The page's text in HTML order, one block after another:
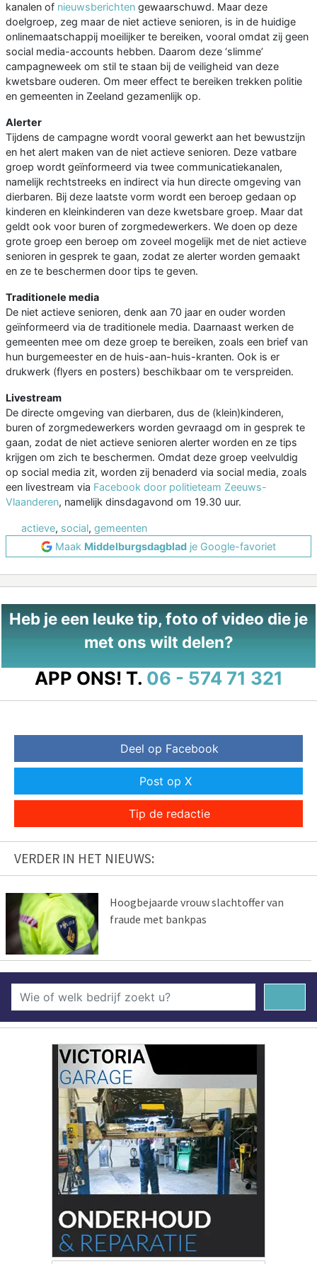
kanalen of nieuwsberichten gewaarschuwd. Maar deze
doelgroep, zeg maar de niet actieve senioren, is in de huidige
onlinemaatschappij moeilijker te bereiken, vooral omdat zij geen
social media-accounts hebben. Daarom deze ‘slimme’
campagneweek om stil te staan bij de veiligheid van deze
kwetsbare ouderen. Om meer effect te bereiken trekken politie
en gemeenten in Zeeland gezamenlijk op.
Alerter
Tijdens de campagne wordt vooral gewerkt aan het bewustzijn
en het alert maken van de niet actieve senioren. Deze vatbare
groep wordt geïnformeerd via twee communicatiekanalen,
namelijk rechtstreeks en indirect via hun directe omgeving van
dierbaren. Bij deze laatste vorm wordt een beroep gedaan op
kinderen en kleinkinderen van deze kwetsbare groep. Maar dat
geldt ook voor buren of zorgmedewerkers. We doen op deze
grote groep een beroep om zoveel mogelijk met de niet actieve
senioren in gesprek te gaan, zodat ze alerter worden gemaakt
en ze te beschermen door tips te geven.
Traditionele media
De niet actieve senioren, denk aan 70 jaar en ouder worden
geïnformeerd via de traditionele media. Daarnaast werken de
gemeenten mee om deze groep te bereiken, zoals een brief van
hun burgemeester en de huis-aan-huis-kranten. Ook is er
drukwerk (flyers en posters) beschikbaar om te verspreiden.
Livestream
De directe omgeving van dierbaren, dus de (klein)kinderen,
buren of zorgmedewerkers worden gevraagd om in gesprek te
gaan, zodat de niet actieve senioren alerter worden en ze tips
krijgen om zich te beschermen. Omdat deze groep veelvuldig
op social media zit, worden zij benaderd via social media, zoals
een livestream via Facebook door politieteam Zeeuws-
Vlaanderen, namelijk dinsdagavond om 19.30 uur.
actieve, social, gemeenten
Maak Middelburgsdagblad je Google-favoriet
Heb je een leuke tip, foto of video die je
met ons wilt delen?
APP ONS! T. 06 - 574 71 321
Deel op Facebook
Post op X
Tip de redactie
VERDER IN HET NIEUWS:
Hoogbejaarde vrouw slachtoffer van
fraude met bankpas